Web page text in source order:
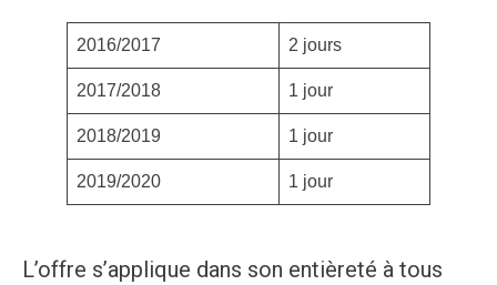
2016/2017 2 jours
2017/2018 1 jour
2018/2019 1 jour
2019/2020 1 jour
L’offre s’applique dans son entièreté à tous